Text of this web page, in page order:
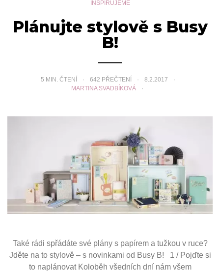
INSPIRUJEME
Plánujte stylově s Busy
B!
5 MIN. ČTENÍ 642 PŘEČTENÍ
8.2.2017
MARTINA SVADBÍKOVÁ
Také rádi spřádáte své plány s papírem a tužkou v ruce?
Jděte na to stylově – s novinkami od Busy B! 1 / Pojďte si
to naplánovat Koloběh všedních dní nám všem